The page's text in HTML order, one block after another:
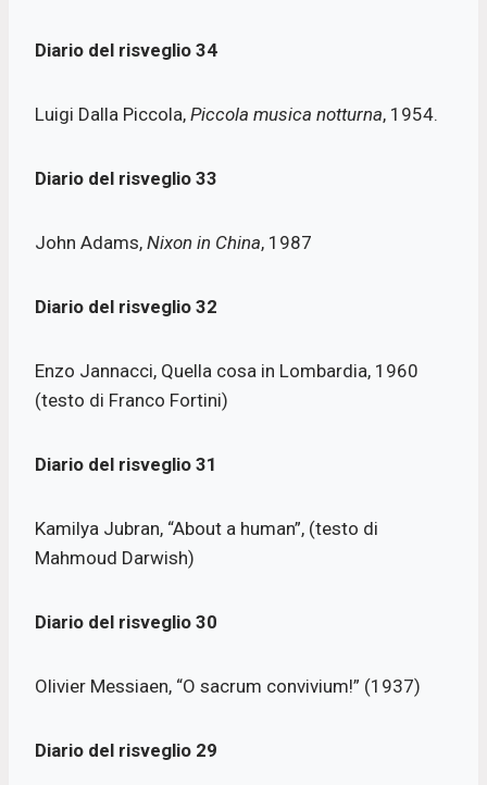
Diario del risveglio 34
Luigi Dalla Piccola, Piccola musica notturna, 1954.
Diario del risveglio 33
John Adams, Nixon in China, 1987
Diario del risveglio 32
Enzo Jannacci, Quella cosa in Lombardia, 1960
(testo di Franco Fortini)
Diario del risveglio 31
Kamilya Jubran, “About a human”, (testo di
Mahmoud Darwish)
Diario del risveglio 30
Olivier Messiaen, “O sacrum convivium!” (1937)
Diario del risveglio 29